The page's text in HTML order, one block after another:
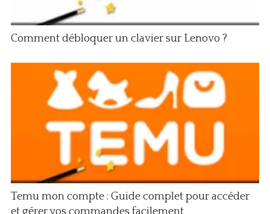
Comment débloquer un clavier sur Lenovo ?
Temu mon compte : Guide complet pour accéder